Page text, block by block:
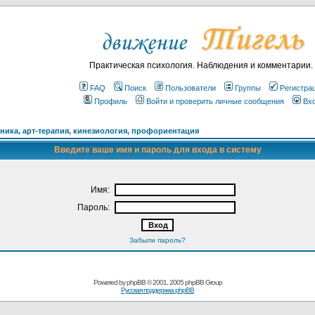
Практическая психология. Наблюдения и комментарии.
FAQ Поиск Пользователи Группы
Профиль
Войти и проверить личные сообщения
арт-терапия, кинезиология, профориентация
Введите ваше имя и пароль для входа в систему
Имя:
Пароль:
Забыли пароль?
Powered byphpBB© 2001, 2005 phpBB Group
Русская поддержка phpBB